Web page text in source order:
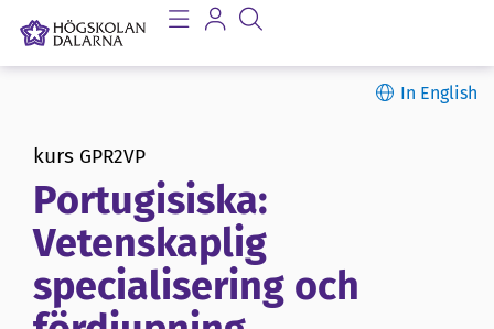
In English
kurs GPR2VP
Portugisiska:
Vetenskaplig
specialisering och